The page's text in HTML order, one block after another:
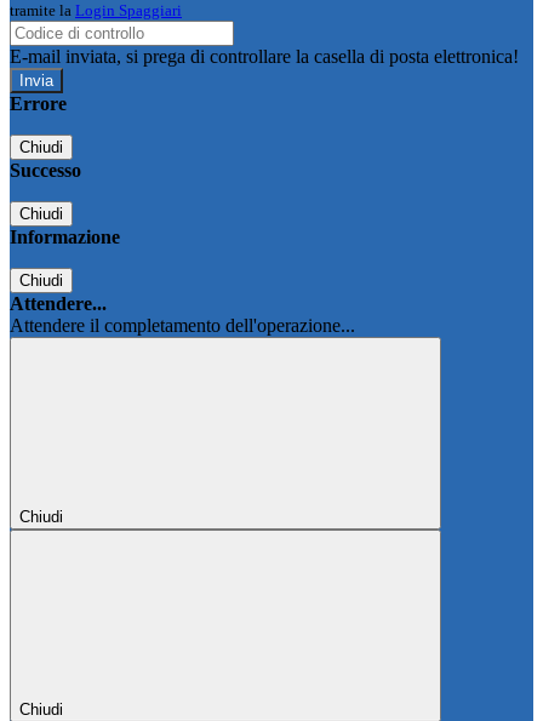
tramite la Login Spaggiari
E-mail inviata, si prega di controllare la casella di posta elettronica!
Errore
Chiudi
Successo
Chiudi
Informazione
Chiudi
Attendere...
Attendere il completamento dell'operazione...
Chiudi
Chiudi